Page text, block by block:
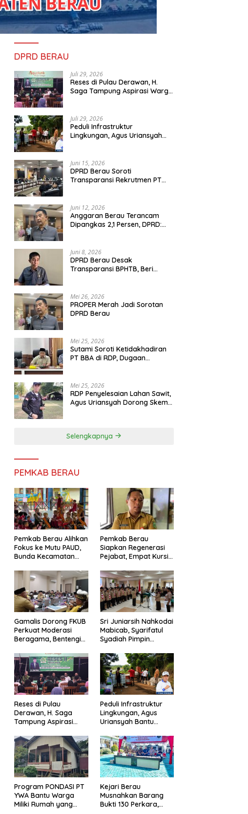
DPRD BERAU
Juli 29, 2026
Reses di Pulau Derawan, H.
Saga Tampung Aspirasi Warga
Juli 29, 2026
Peduli Infrastruktur
Lingkungan, Agus Uriansyah
Juni 15, 2026
DPRD Berau Soroti
Transparansi Rekrutmen PT
Juni 12, 2026
Anggaran Berau Terancam
Dipangkas 2,1 Persen, DPRD:
Juni 8, 2026
DPRD Berau Desak
Transparansi BPHTB, Beri
Mei 26, 2026
PROPER Merah Jadi Sorotan
DPRD Berau
Mei 25, 2026
Sutami Soroti Ketidakhadiran
PT BBA di RDP, Dugaan
Mei 25, 2026
RDP Penyelesaian Lahan Sawit,
Agus Uriansyah Dorong Skema
Selengkapnya
PEMKAB BERAU
Pemkab Berau Alihkan
Fokus ke Mutu PAUD,
Bunda Kecamatan
Pengawasan
Pemkab Berau
Siapkan Regenerasi
Pejabat, Empat Kursi
Diisi
Gamalis Dorong FKUB
Perkuat Moderasi
Beragama, Bentengi
Pemecah Persatuan
Sri Juniarsih Nahkodai
Mabicab, Syarifatul
Syadiah Pimpin
Berau 2026–2031
Reses di Pulau
Derawan, H. Saga
Tampung Aspirasi
Masyarakat Bijak
Sikapi Efisiensi
Anggaran
Peduli Infrastruktur
Lingkungan, Agus
Uriansyah Bantu
Jalan di Gang Angsa
Program PONDASI PT
YWA Bantu Warga
Miliki Rumah yang
Kejari Berau
Musnahkan Barang
Bukti 130 Perkara,